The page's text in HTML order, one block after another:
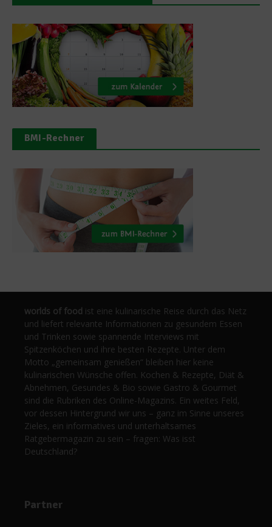
BMI-Rechner
worlds of food ist eine kulinarische Reise durch das Netz
und liefert relevante Informationen zu gesundem Essen
und Trinken sowie spannende Interviews mit
Spitzenköchen und ihre besten Rezepte. Unter dem
Motto „gemeinsam genießen“ bleiben hier keine
kulinarischen Wünsche offen. Kochen & Rezepte, Diät &
Abnehmen, Gesundes & Bio sowie Gastro & Gourmet
sind die Rubriken des Online-Magazins. Ein weites Feld,
vor dessen Hintergrund wir uns – ganz im Sinne unseres
Zieles, ein informatives und unterhaltsames
Ratgebermagazin zu sein – fragen: Was isst
Deutschland?
Partner